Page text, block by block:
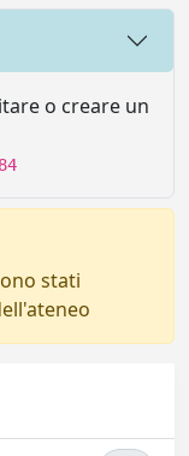
o creare un
stati